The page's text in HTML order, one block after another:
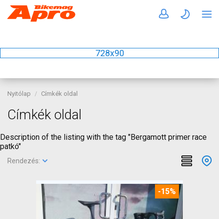
728x90
Nyitólap Címkék oldal
Címkék oldal
Description of the listing with the tag "Bergamott primer race
patkó"
Rendezés:
-15%